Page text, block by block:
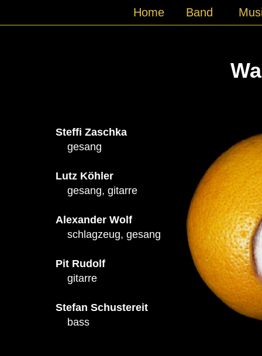
Home Band
Steffi Zaschka
gesang
Lutz Köhler
gesang, gitarre
Alexander Wolf
schlagzeug, gesang
Pit Rudolf
gitarre
Stefan Schustereit
bass